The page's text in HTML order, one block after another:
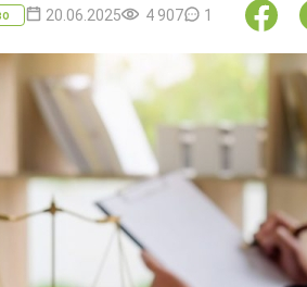
20.06.2025 4 907 1